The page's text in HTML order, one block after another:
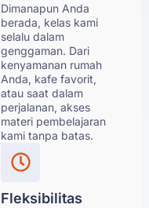
Dimanapun Anda
berada, kelas kami
selalu dalam
genggaman. Dari
kenyamanan rumah
Anda, kafe favorit,
atau saat dalam
perjalanan, akses
materi pembelajaran
kami tanpa batas.
Fleksibilitas